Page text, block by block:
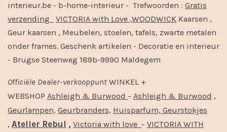
interieur.be - b-home-interieur - Trefwoorden : Gratis
verzending
VICTORIA with Love ,WOODWICK Kaarsen ,
Geur kaarsen , Meubelen, stoelen, tafels, zwarte metalen
onder frames. Geschenk artikelen - Decoratie en interieur
- Brugse Steenweg 189b-9990 Maldegem
Officiële Dealer-verkooppunt WINKEL +
WEBSHOP Ashleigh & Burwood - Ashleigh & Burwood ,
Geurlampen, Geurbranders, Huisparfum, Geurstokjes
, Atelier Rebul , Victoria with love - VICTORIA WITH